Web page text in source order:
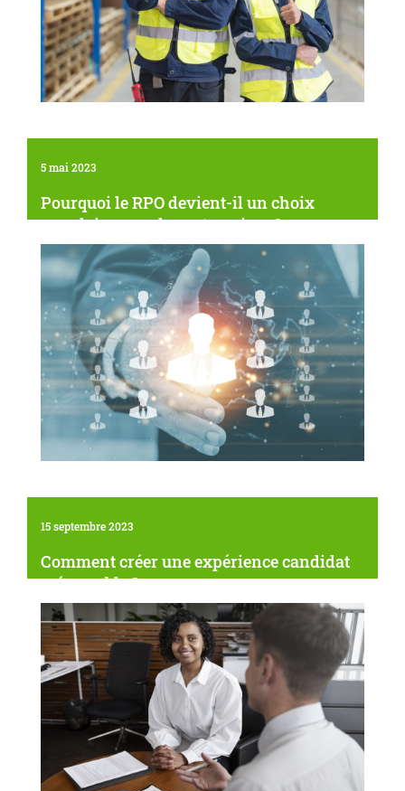
5 mai 2023
Pourquoi le RPO devient-il un choix
populaire pour les entreprises ?
15 septembre 2023
Comment créer une expérience candidat
mémorable ?